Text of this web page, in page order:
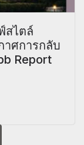
สไตล์
าศการกลับ
Report